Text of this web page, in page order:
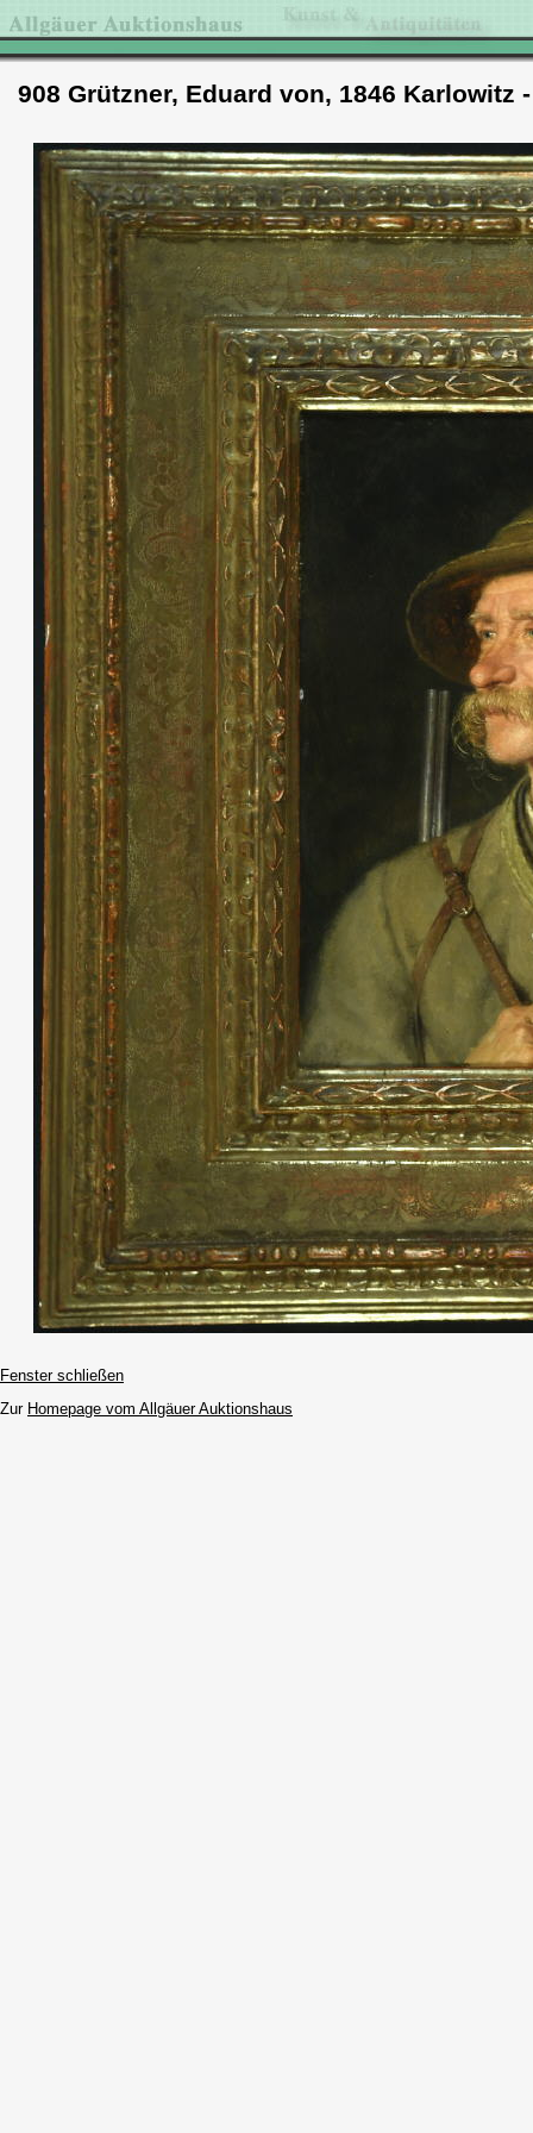
908 Grützner, Eduard von, 1846 Karlowitz
Fenster schließen
Zur Homepage vom Allgäuer Auktionshaus